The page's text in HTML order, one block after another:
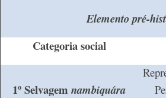
Elemento pré-
Categoria social
1º Selvagem nambiquára